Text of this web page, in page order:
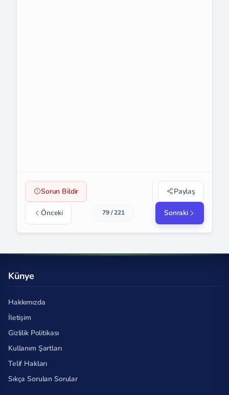
Sorun Bildir Paylaş
Önceki 79 / 221 Sonraki
Künye
Hakkımızda
İletişim
Gizlilik Politikası
Kullanım Şartları
Telif Hakları
Sıkça Sorulan Sorular